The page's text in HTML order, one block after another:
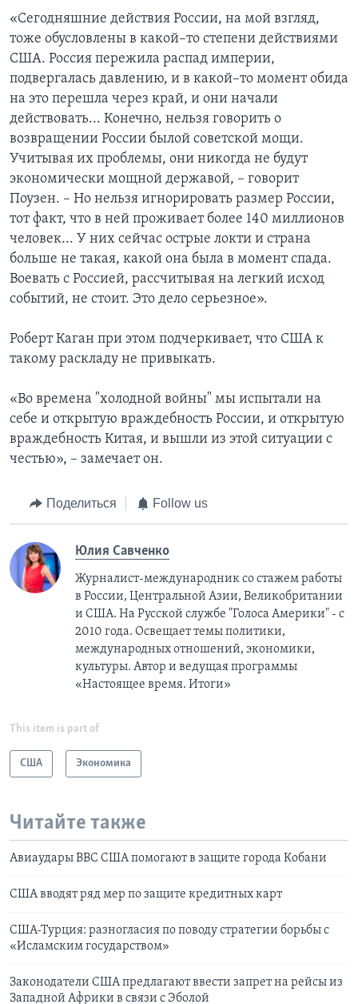
«Сегодняшние действия России, на мой взгляд,
тоже обусловлены в какой–то степени действиями
США. Россия пережила распад империи,
подвергалась давлению, и в какой–то момент обида
на это перешла через край, и они начали
действовать... Конечно, нельзя говорить о
возвращении России былой советской мощи.
Учитывая их проблемы, они никогда не будут
экономически мощной державой, – говорит
Поузен. – Но нельзя игнорировать размер России,
тот факт, что в ней проживает более 140 миллионов
человек... У них сейчас острые локти и страна
больше не такая, какой она была в момент спада.
Воевать с Россией, рассчитывая на легкий исход
событий, не стоит. Это дело серьезное».
Роберт Каган при этом подчеркивает, что США к
такому раскладу не привыкать.
«Во времена "холодной войны" мы испытали на
себе и открытую враждебность России, и открытую
враждебность Китая, и вышли из этой ситуации с
честью», – замечает он.
Поделиться Follow us
Юлия Савченко
Журналист-международник cо стажем работы
в России, Центральной Азии, Великобритании
и США. На Русской службе "Голоса Америки" - с
2010 года. Освещает темы политики,
международных отношений, экономики,
культуры. Автор и ведущая программы
«Настоящее время. Итоги»
This item is part of
США Экономика
Читайте также
Авиаудары ВВС США помогают в защите города Кобани
США вводят ряд мер по защите кредитных карт
США-Турция: разногласия по поводу стратегии борьбы с
«Исламским государством»
Законодатели США предлагают ввести запрет на рейсы из
Западной Африки в связи с Эболой